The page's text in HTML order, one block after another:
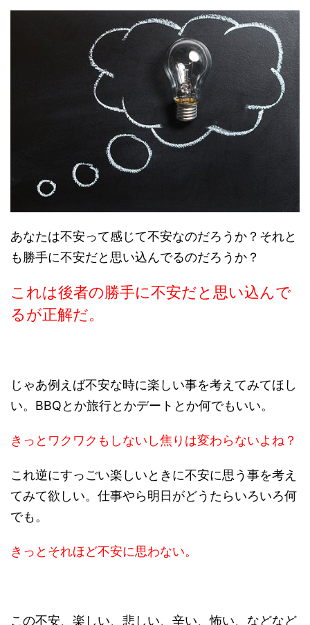
あなたは不安って感じて不安なのだろうか？それと
も勝手に不安だと思い込んでるのだろうか？
これは後者の勝手に不安だと思い込んで
るが正解だ。
じゃあ例えば不安な時に楽しい事を考えてみてほし
い。BBQとか旅行とかデートとか何でもいい。
きっとワクワクもしないし焦りは変わらないよね？
これ逆にすっごい楽しいときに不安に思う事を考え
てみて欲しい。仕事やら明日がどうたらいろいろ何
でも。
きっとそれほど不安に思わない。
この不安、楽しい、悲しい、辛い、怖い、などなど